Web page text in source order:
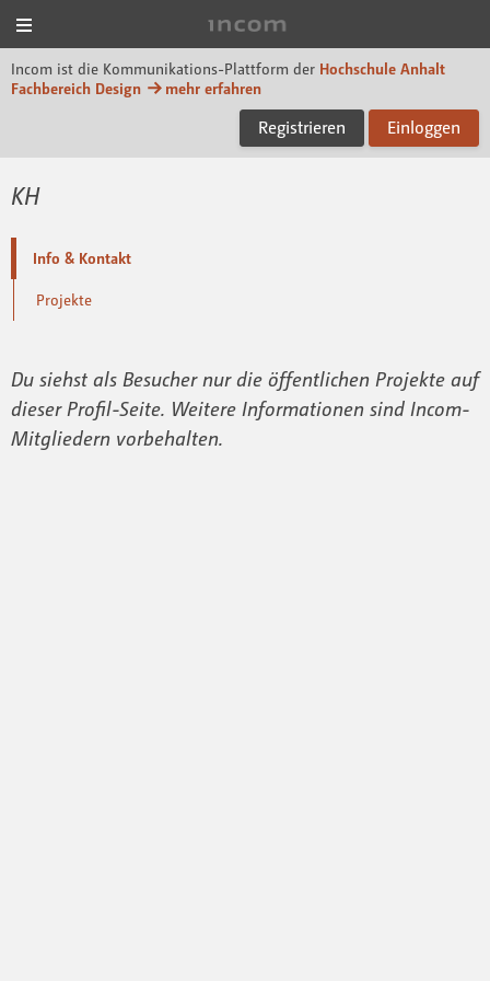
Incom ist die Kommunikations-Plattform der Hochschule Anhalt
Fachbereich Design
mehr erfahren
Registrieren Einloggen
KH
Info & Kontakt
Projekte
Du siehst als Besucher nur die öffentlichen Projekte auf
dieser Profil-Seite. Weitere Informationen sind Incom-
Mitgliedern vorbehalten.